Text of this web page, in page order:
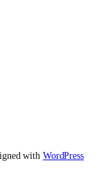
with WordPress